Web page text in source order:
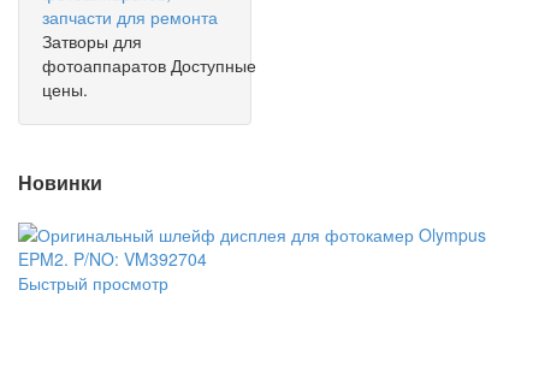
Затворы для
фотоаппаратов Доступные
цены.
Новинки
Быстрый просмотр